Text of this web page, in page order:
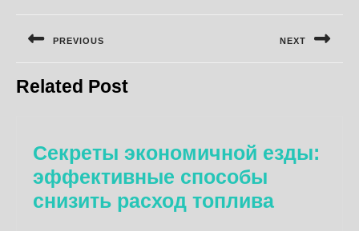
по
PREVIOUS
запись:
NEXT
Related Post
Секреты экономичной езды:
эффективные способы
снизить расход топливаСекреты